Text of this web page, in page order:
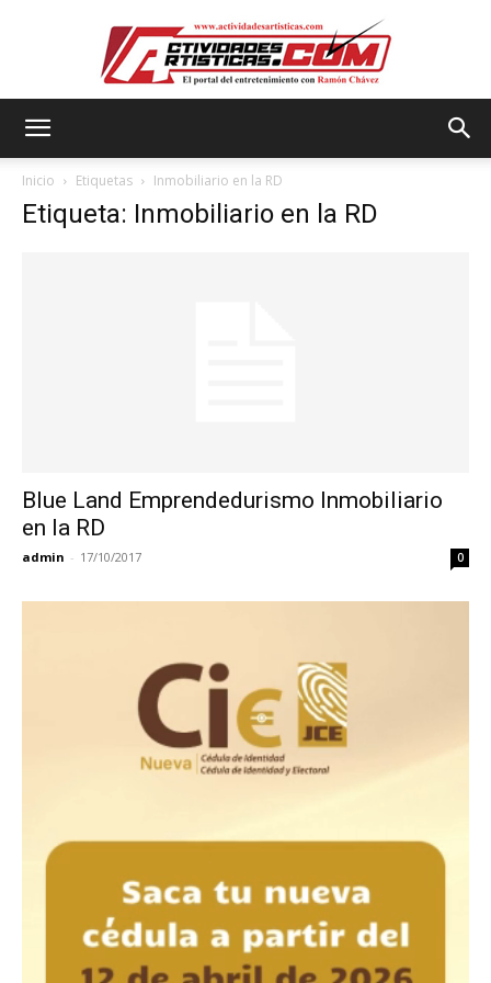
Inicio Etiquetas Inmobiliario en la RD
Etiqueta: Inmobiliario en la RD
Blue Land Emprendedurismo Inmobiliario
en la RD
admin - 17/10/2017 0